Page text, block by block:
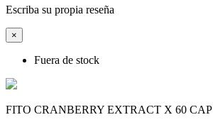
Escriba su propia reseña
×
Fuera de stock
FITO CRANBERRY EXTRACT X 60 CAP